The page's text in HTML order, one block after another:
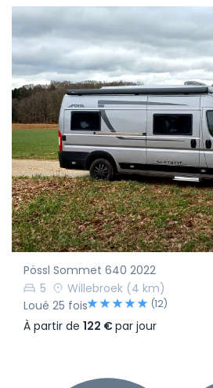
Pössl Sommet 640 2022
5
Willebroek (4 km)
Loué 25 fois
(12)
À partir de 122 €par jour